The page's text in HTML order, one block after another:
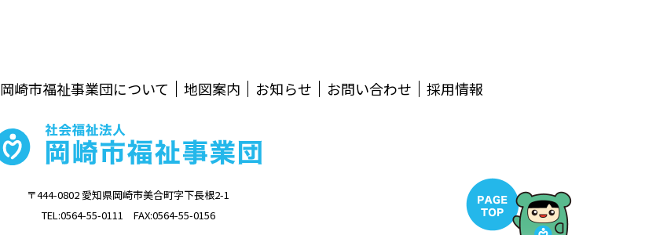
岡崎市福祉事業団について 地図案内 お知らせ お問い合わせ 採用情報
〒444-0802 愛知県岡崎市美合町字下長根2-1
TEL:0564-55-0111 FAX:0564-55-0156